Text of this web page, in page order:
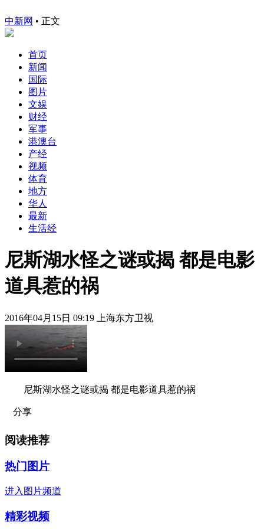
中新网 • 正文
首页
新闻
国际
图片
文娱
财经
军事
港澳台
产经
视频
体育
地方
华人
最新
生活经
尼斯湖水怪之谜或揭 都是电影
道具惹的祸
2016年04月15日 09:19 上海东方卫视
尼斯湖水怪之谜或揭 都是电影道具惹的祸
分享
阅读推荐
热门图片
进入图片频道
精彩视频